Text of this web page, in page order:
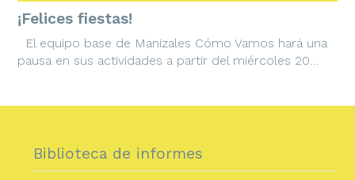
¡Felices fiestas!
El equipo base de Manizales Cómo Vamos hará una
pausa en sus actividades a partir del miércoles 20…
Biblioteca de informes